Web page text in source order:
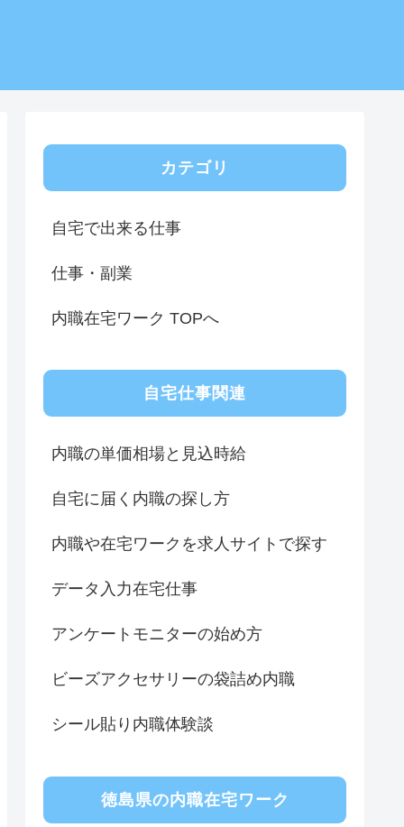
カテゴリ
自宅で出来る仕事
仕事・副業
内職在宅ワーク TOPへ
自宅仕事関連
内職の単価相場と見込時給
自宅に届く内職の探し方
内職や在宅ワークを求人サイトで探す
データ入力在宅仕事
アンケートモニターの始め方
ビーズアクセサリーの袋詰め内職
シール貼り内職体験談
徳島県の内職在宅ワーク